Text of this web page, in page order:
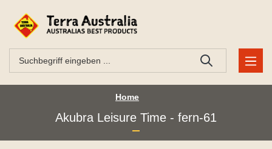
Home
Akubra Leisure Time - fern-61